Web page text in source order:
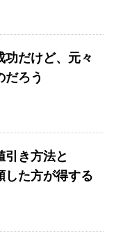
功だけど、元々
だろう
引き方法と
した方が得する